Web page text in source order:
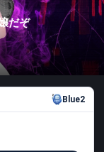
だぞ
Blue2